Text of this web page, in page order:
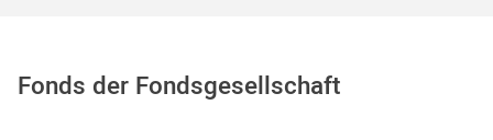
Fonds der Fondsgesellschaft